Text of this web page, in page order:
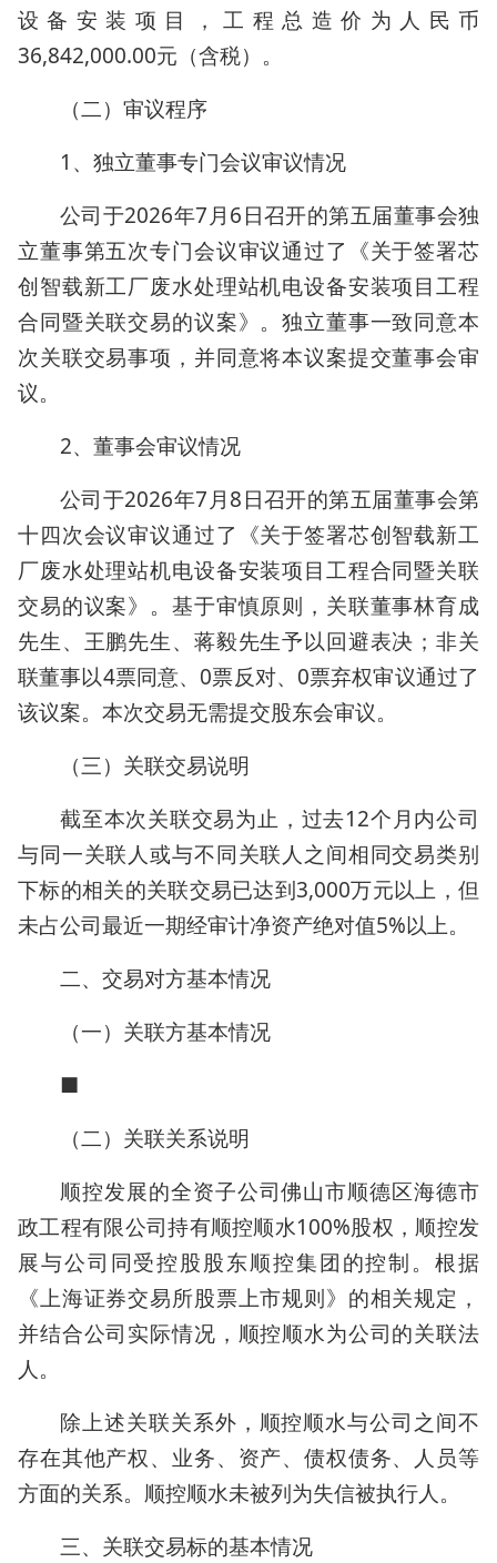
设备安装项目，工程总造价为人民币
36,842,000.00元（含税）。
（二）审议程序
1、独立董事专门会议审议情况
公司于2026年7月6日召开的第五届董事会独
立董事第五次专门会议审议通过了《关于签署芯
创智载新工厂废水处理站机电设备安装项目工程
合同暨关联交易的议案》。独立董事一致同意本
次关联交易事项，并同意将本议案提交董事会审
议。
2、董事会审议情况
公司于2026年7月8日召开的第五届董事会第
十四次会议审议通过了《关于签署芯创智载新工
厂废水处理站机电设备安装项目工程合同暨关联
交易的议案》。基于审慎原则，关联董事林育成
先生、王鹏先生、蒋毅先生予以回避表决；非关
联董事以4票同意、0票反对、0票弃权审议通过了
该议案。本次交易无需提交股东会审议。
（三）关联交易说明
截至本次关联交易为止，过去12个月内公司
与同一关联人或与不同关联人之间相同交易类别
下标的相关的关联交易已达到3,000万元以上，但
未占公司最近一期经审计净资产绝对值5%以上。
二、交易对方基本情况
（一）关联方基本情况
■
（二）关联关系说明
顺控发展的全资子公司佛山市顺德区海德市
政工程有限公司持有顺控顺水100%股权，顺控发
展与公司同受控股股东顺控集团的控制。根据
《上海证券交易所股票上市规则》的相关规定，
并结合公司实际情况，顺控顺水为公司的关联法
人。
除上述关联关系外，顺控顺水与公司之间不
存在其他产权、业务、资产、债权债务、人员等
方面的关系。顺控顺水未被列为失信被执行人。
三、关联交易标的基本情况